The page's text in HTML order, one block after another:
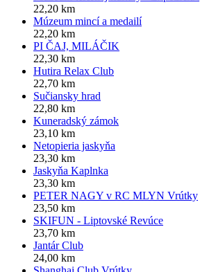
22,20 km
Múzeum mincí a medailí
22,20 km
PI ČAJ, MILÁČIK
22,30 km
Hutira Relax Club
22,70 km
Sučiansky hrad
22,80 km
Kuneradský zámok
23,10 km
Netopieria jaskyňa
23,30 km
Jaskyňa Kaplnka
23,30 km
PETER NAGY v RC MLYN Vrútky
23,50 km
SKIFUN - Liptovské Revúce
23,70 km
Jantár Club
24,00 km